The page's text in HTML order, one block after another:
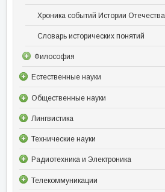
Хроника событий Истории Отечества
Словарь исторических понятий
Философия
Естественные науки
Общественные науки
Лингвистика
Технические науки
Радиотехника и Электроника
Телекоммуникации